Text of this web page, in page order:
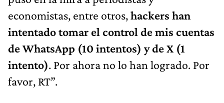
economistas, entre otros,hackers han
intentado tomar el control de mis cuentas
de WhatsApp (10 intentos) y de X (1
intento). Por ahora no lo han logrado. Por
favor, RT”.